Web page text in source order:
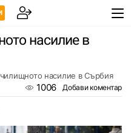
насилие в
насилие в Сърбия
1006 Добави коментар